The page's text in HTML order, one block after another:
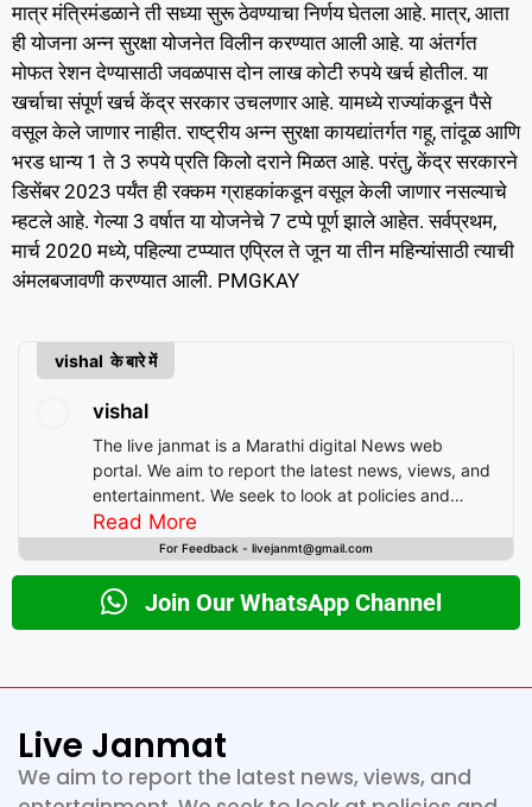
मात्र मंत्रिमंडळाने ती सध्या सुरू ठेवण्याचा निर्णय घेतला आहे. मात्र, आता
ही योजना अन्न सुरक्षा योजनेत विलीन करण्यात आली आहे. या अंतर्गत
मोफत रेशन देण्यासाठी जवळपास दोन लाख कोटी रुपये खर्च होतील. या
खर्चाचा संपूर्ण खर्च केंद्र सरकार उचलणार आहे. यामध्ये राज्यांकडून पैसे
वसूल केले जाणार नाहीत. राष्ट्रीय अन्न सुरक्षा कायद्यांतर्गत गहू, तांदूळ आणि
भरड धान्य 1 ते 3 रुपये प्रति किलो दराने मिळत आहे. परंतु, केंद्र सरकारने
डिसेंबर 2023 पर्यंत ही रक्कम ग्राहकांकडून वसूल केली जाणार नसल्याचे
म्हटले आहे. गेल्या 3 वर्षात या योजनेचे 7 टप्पे पूर्ण झाले आहेत. सर्वप्रथम,
मार्च 2020 मध्ये, पहिल्या टप्प्यात एप्रिल ते जून या तीन महिन्यांसाठी त्याची
अंमलबजावणी करण्यात आली. PMGKAY
vishal के बारे में
vishal
The live janmat is a Marathi digital News web
portal. We aim to report the latest news, views, and
entertainment. We seek to look at policies and
decision-making from the perspective of people.
Read More
For Feedback - livejanmt@gmail.com
Join Our WhatsApp Channel
Live Janmat
We aim to report the latest news, views, and